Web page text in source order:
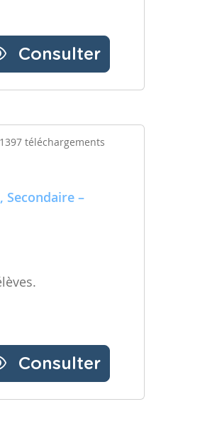
Consulter
1397 téléchargements
Secondaire –
Consulter